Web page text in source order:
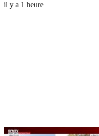
il y a 1 heure